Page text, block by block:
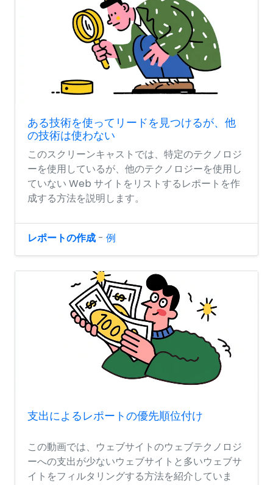
ある技術を使ってリードを見つけるが、他
の技術は使わない
このスクリーンキャストでは、特定のテクノロジ
ーを使用しているが、他のテクノロジーを使用し
ていない Web サイトをリストするレポートを作
成する方法を説明します。
レポートの作成 - 例
支出によるレポートの優先順位付け
この動画では、ウェブサイトのウェブテクノロジ
ーへの支出が少ないウェブサイトと多いウェブサ
イトをフィルタリングする方法を紹介していま